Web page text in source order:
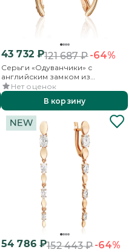
43 732₽121 687₽-64%
Серьги «Одуванчики» с
английским замком из
красного золота с фианитами
Нет оценок
В корзину
54 786₽152 443₽-64%